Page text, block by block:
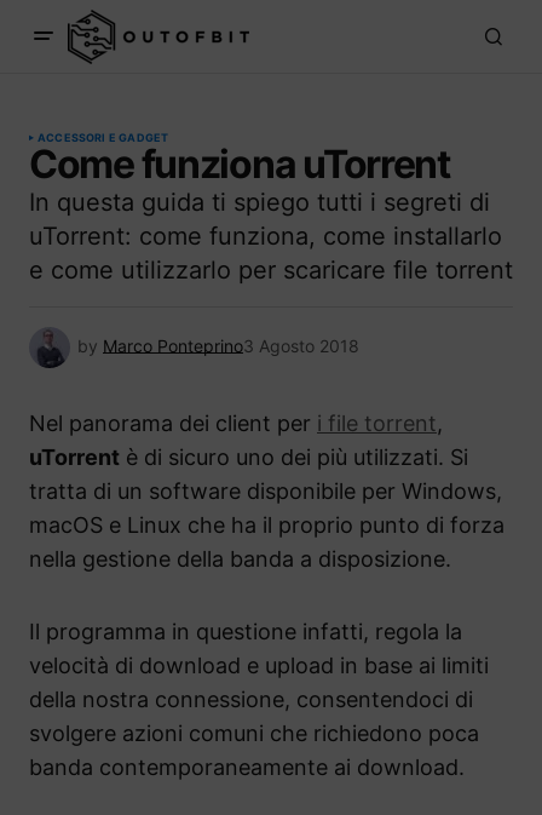
ACCESSORI E GADGET
Come funziona uTorrent
In questa guida ti spiego tutti i segreti di
uTorrent: come funziona, come installarlo
e come utilizzarlo per scaricare file torrent
by Marco Ponteprino3 Agosto 2018
Nel panorama dei client per i file torrent,
uTorrent è di sicuro uno dei più utilizzati. Si
tratta di un software disponibile per Windows,
macOS e Linux che ha il proprio punto di forza
nella gestione della banda a disposizione.
Il programma in questione infatti, regola la
velocità di download e upload in base ai limiti
della nostra connessione, consentendoci di
svolgere azioni comuni che richiedono poca
banda contemporaneamente ai download.